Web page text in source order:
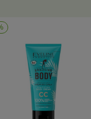
blask – bez uczucia